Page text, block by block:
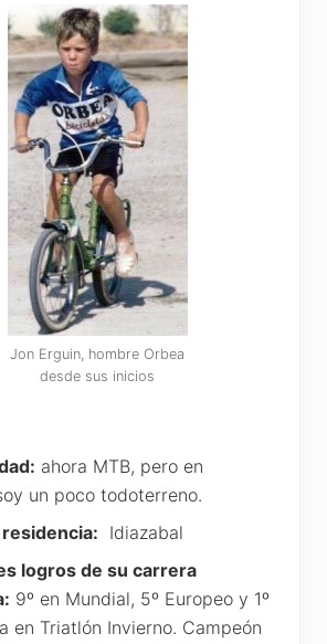
Jon Erguin, hombre Orbea
desde sus inicios
ahora MTB, pero en
un poco todoterreno.
Idiazabal
logros de su carrera
9º en Mundial, 5º Europeo y 1º
en Triatlón Invierno. Campeón